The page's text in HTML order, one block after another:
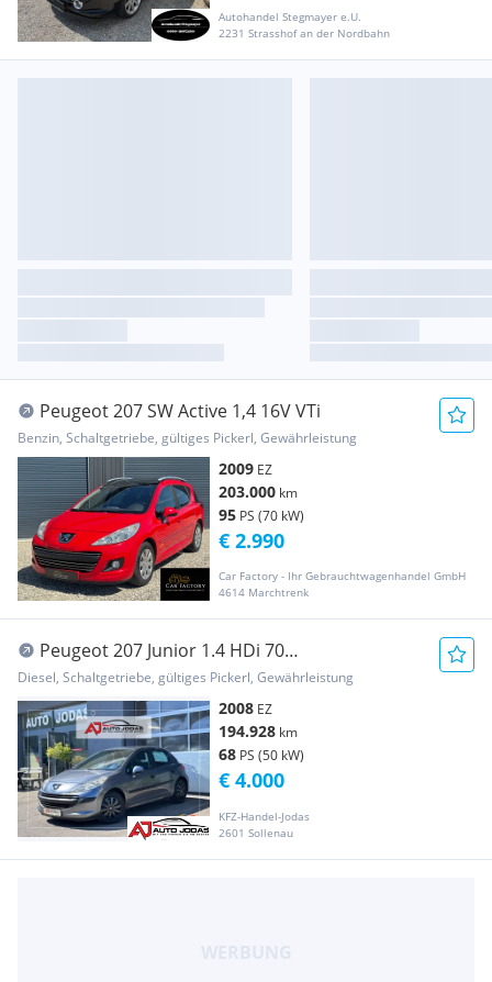
Autohandel Stegmayer e.U.
2231 Strasshof an der Nordbahn
Peugeot 207 SW Active 1,4 16V VTi
Benzin, Schaltgetriebe, gültiges Pickerl, Gewährleistung
2009 EZ
203.000 km
95 PS (70 kW)
Car Factory - Ihr Gebrauchtwagenhandel GmbH
4614 Marchtrenk
€ 2.990
Peugeot 207 Junior 1.4 HDi 70
**Bluetooth/Klima**
Diesel, Schaltgetriebe, gültiges Pickerl, Gewährleistung
2008 EZ
194.928 km
68 PS (50 kW)
KFZ-Handel-Jodas
2601 Sollenau
€ 4.000